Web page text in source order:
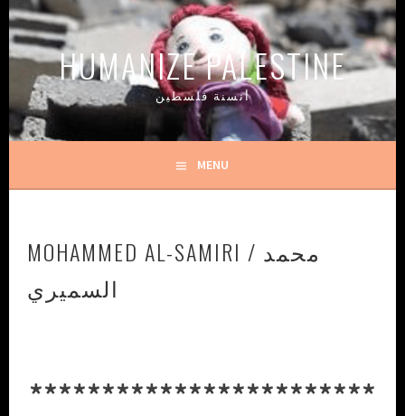
Skip
to
contentHUMANIZE PALESTINE
أنسنة فلسطين
MENU
MOHAMMED AL-SAMIRI / محمد
السميري
************************